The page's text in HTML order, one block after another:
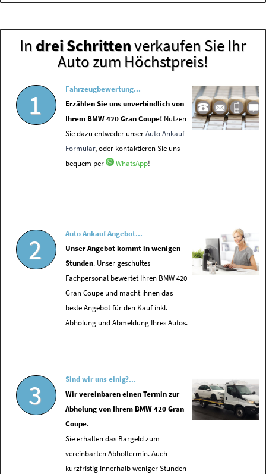
In drei Schrittenverkaufen Sie Ihr
Auto zum Höchstpreis!
1
Fahrzeugbewertung...
Erzählen Sie uns unverbindlich von
Ihrem BMW 420 Gran Coupe! Nutzen
Sie dazu entweder unserAuto Ankauf
Formular, oder kontaktieren Sie uns
bequem per
WhatsApp!
2
Auto Ankauf Angebot...
Unser Angebot kommt in wenigen
Stunden. Unser geschultes
Fachpersonal bewertet Ihren BMW 420
Gran Coupe und macht ihnen das
beste Angebot für den Kauf inkl.
Abholung und Abmeldung Ihres Autos.
3
Sind wir uns einig?...
Wir vereinbaren einen Termin zur
Abholung von Ihrem BMW 420 Gran
Coupe.
Sie erhalten das Bargeld zum
vereinbarten Abholtermin. Auch
kurzfristig innerhalb weniger Stunden